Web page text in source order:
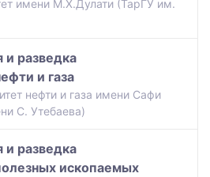
имени М.Х.Дулати (ТарГУ им.
и разведка
и газа
нефти и газа имени Сафи
С. Утебаева)
и разведка
ископаемых